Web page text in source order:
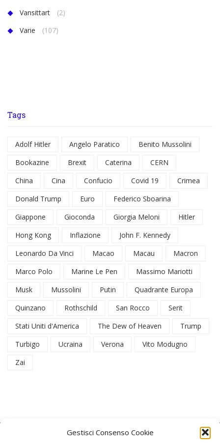
Gestisci Consenso Cookie
Vansittart
(2)
Varie
(107)
Tags
Adolf Hitler Angelo Paratico
Benito Mussolini
Bookazine
Brexit Caterina
CERN
China
Cina Confucio Covid 19
Crimea
Donald Trump
Euro
Federico Sboarina
Giappone
Gioconda Giorgia Meloni
Hitler
Hong Kong
Inflazione
John F. Kennedy
Leonardo Da Vinci
Macao Macau
Macron
Marco Polo
Marine Le Pen
Massimo Mariotti
Musk
Mussolini Putin
Quadrante Europa
Quinzano
Rothschild San Rocco
Serit
Stati Uniti d'America
The Dew of Heaven
Trump
Turbigo
Ucraina Verona
Vito Modugno
Zai